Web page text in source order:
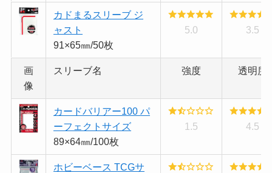
カドまるスリーブ ジ
ャスト
91×65㎜/50枚
5.0 3.5
画
像
スリーブ名 強度 透明度
カードバリアー100 パ
ーフェクトサイズ
89×64㎜/100枚
1.5 4.5
ホビーベース TCGサ